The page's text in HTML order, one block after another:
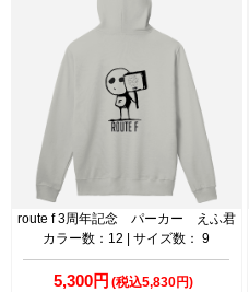
route f 3周年記念 パーカー えふ君
カラー数：12 | サイズ数： 9
5,300円 (税込5,830円)